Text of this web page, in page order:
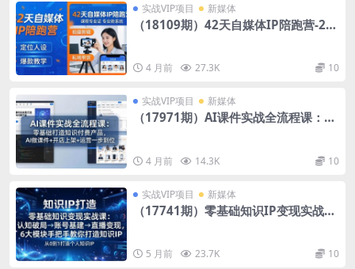
实战VIP项目 新媒体
（18109期）42天自媒体IP陪跑营-26
4 月前 27.3K 10
实战VIP项目 新媒体
（17971期）AI课件实战全流程课：零
4 月前 14.3K 10
实战VIP项目 新媒体
（17741期）零基础知识IP变现实战
5 月前 23.7K 10